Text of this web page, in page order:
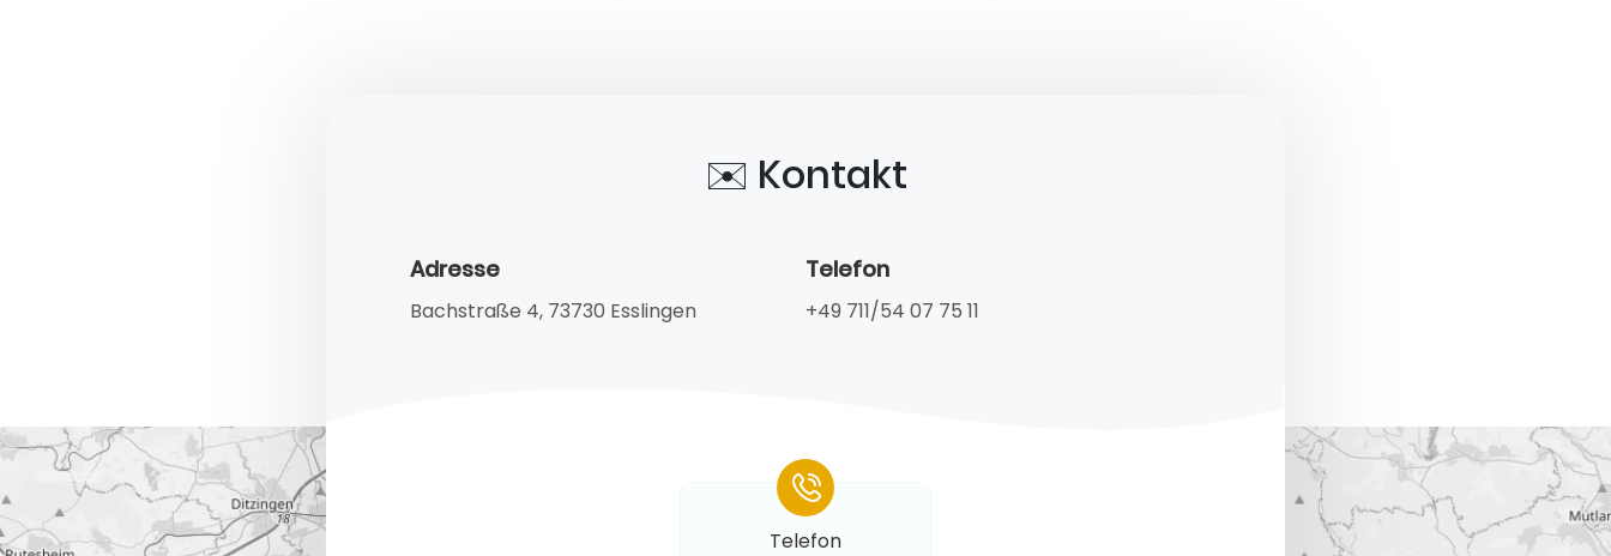
✉️ Kontakt
Adresse
Bachstraße 4, 73730 Esslingen
Telefon
+49 711/54 07 75 11
*
Telefon